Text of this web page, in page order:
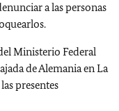
a las personas
Ministerio Federal
de Alemania en La
presentes